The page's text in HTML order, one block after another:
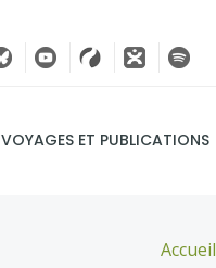
VOYAGES ET PUBLICATIONS
Accueil